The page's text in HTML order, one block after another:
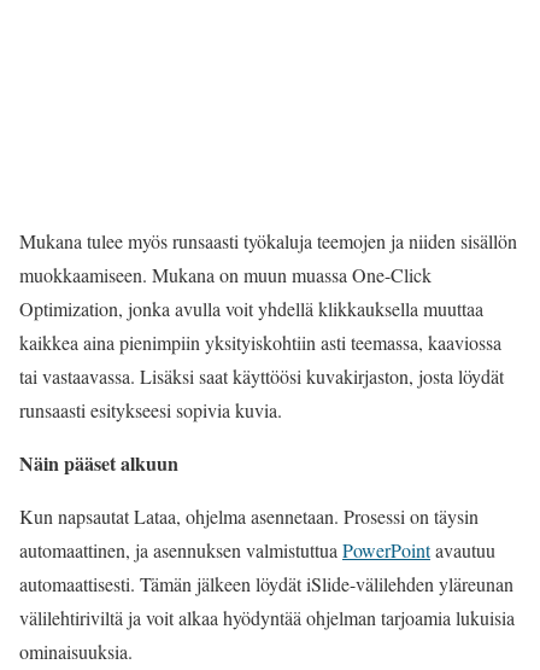
Mukana tulee myös runsaasti työkaluja teemojen ja niiden sisällön
muokkaamiseen. Mukana on muun muassa One-Click
Optimization, jonka avulla voit yhdellä klikkauksella muuttaa
kaikkea aina pienimpiin yksityiskohtiin asti teemassa, kaaviossa
tai vastaavassa. Lisäksi saat käyttöösi kuvakirjaston, josta löydät
runsaasti esitykseesi sopivia kuvia.
Näin pääset alkuun
Kun napsautat Lataa, ohjelma asennetaan. Prosessi on täysin
automaattinen, ja asennuksen valmistuttuaPowerPointavautuu
automaattisesti. Tämän jälkeen löydät iSlide-välilehden yläreunan
välilehtiriviltä ja voit alkaa hyödyntää ohjelman tarjoamia lukuisia
ominaisuuksia.